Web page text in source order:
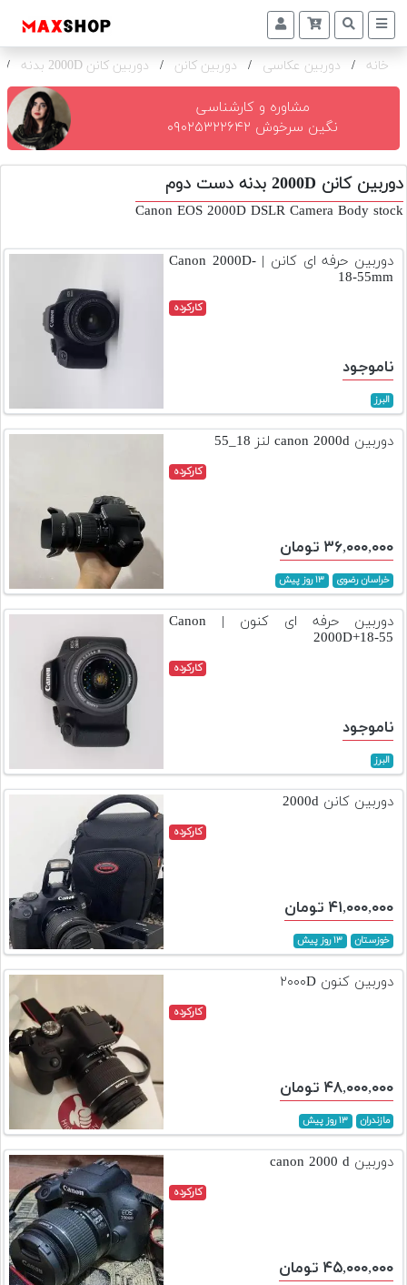
دوربین
و
تجهیزات
و
اکسسوری
دوم
اجاره
دوربین
و
تجهیزات
دست
دوم
لیست
قیمت
خانه / دوربین عکاسی / دوربین کانن / دوربین کانن 2000D بدنه /
مشاوره و کارشناسی
نگین سرخوش ۰۹۰۲۵۳۲۲۶۴۲
دوربین کانن 2000D بدنه دست دوم
Canon EOS 2000D DSLR Camera Body stock
دوربین حرفه ای کانن | Canon 2000D-
18-55mm
کارکرده
ناموجود
البرز
دوربین canon 2000d لنز 18_55
کارکرده
۳۶,۰۰۰,۰۰۰ تومان
خراسان رضوی ۱۳ روز پیش
دوربین حرفه ای کنون | Canon
2000D+18-55
کارکرده
ناموجود
البرز
دوربین کانن 2000d
کارکرده
۴۱,۰۰۰,۰۰۰ تومان
خوزستان ۱۳ روز پیش
دوربین کنون ۲۰۰۰D
کارکرده
۴۸,۰۰۰,۰۰۰ تومان
مازندران ۱۳ روز پیش
دوربین canon 2000 d
کارکرده
۴۵,۰۰۰,۰۰۰ تومان